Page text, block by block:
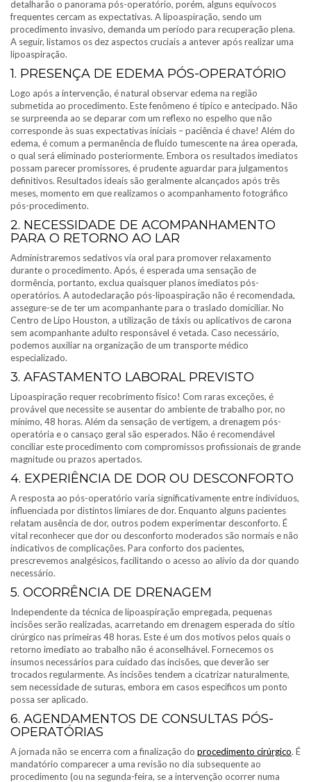
detalharão o panorama pós-operatório, porém, alguns equívocos
frequentes cercam as expectativas. A lipoaspiração, sendo um
procedimento invasivo, demanda um período para recuperação plena.
A seguir, listamos os dez aspectos cruciais a antever após realizar uma
lipoaspiração.
1. PRESENÇA DE EDEMA PÓS-OPERATÓRIO
Logo após a intervenção, é natural observar edema na região
submetida ao procedimento. Este fenômeno é típico e antecipado. Não
se surpreenda ao se deparar com um reflexo no espelho que não
corresponde às suas expectativas iniciais – paciência é chave! Além do
edema, é comum a permanência de fluido tumescente na área operada,
o qual será eliminado posteriormente. Embora os resultados imediatos
possam parecer promissores, é prudente aguardar para julgamentos
definitivos. Resultados ideais são geralmente alcançados após três
meses, momento em que realizamos o acompanhamento fotográfico
pós-procedimento.
2. NECESSIDADE DE ACOMPANHAMENTO
PARA O RETORNO AO LAR
Administraremos sedativos via oral para promover relaxamento
durante o procedimento. Após, é esperada uma sensação de
dormência, portanto, exclua quaisquer planos imediatos pós-
operatórios. A autodeclaração pós-lipoaspiração não é recomendada,
assegure-se de ter um acompanhante para o traslado domiciliar. No
Centro de Lipo Houston, a utilização de táxis ou aplicativos de carona
sem acompanhante adulto responsável é vetada. Caso necessário,
podemos auxiliar na organização de um transporte médico
especializado.
3. AFASTAMENTO LABORAL PREVISTO
Lipoaspiração requer recobrimento físico! Com raras exceções, é
provável que necessite se ausentar do ambiente de trabalho por, no
mínimo, 48 horas. Além da sensação de vertigem, a drenagem pós-
operatória e o cansaço geral são esperados. Não é recomendável
conciliar este procedimento com compromissos profissionais de grande
magnitude ou prazos apertados.
4. EXPERIÊNCIA DE DOR OU DESCONFORTO
A resposta ao pós-operatório varia significativamente entre indivíduos,
influenciada por distintos limiares de dor. Enquanto alguns pacientes
relatam ausência de dor, outros podem experimentar desconforto. É
vital reconhecer que dor ou desconforto moderados são normais e não
indicativos de complicações. Para conforto dos pacientes,
prescrevemos analgésicos, facilitando o acesso ao alívio da dor quando
necessário.
5. OCORRÊNCIA DE DRENAGEM
Independente da técnica de lipoaspiração empregada, pequenas
incisões serão realizadas, acarretando em drenagem esperada do sítio
cirúrgico nas primeiras 48 horas. Este é um dos motivos pelos quais o
retorno imediato ao trabalho não é aconselhável. Fornecemos os
insumos necessários para cuidado das incisões, que deverão ser
trocados regularmente. As incisões tendem a cicatrizar naturalmente,
sem necessidade de suturas, embora em casos específicos um ponto
possa ser aplicado.
6. AGENDAMENTOS DE CONSULTAS PÓS-
OPERATÓRIAS
A jornada não se encerra com a finalização do procedimento cirúrgico. É
mandatório comparecer a uma revisão no dia subsequente ao
procedimento (ou na segunda-feira, se a intervenção ocorrer numa